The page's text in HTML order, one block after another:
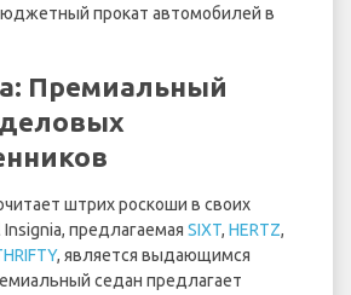
прокат автомобилей в
Премиальный
штрих роскоши в своих
предлагаемая SIXT, HERTZ,
, является выдающимся
седан предлагает